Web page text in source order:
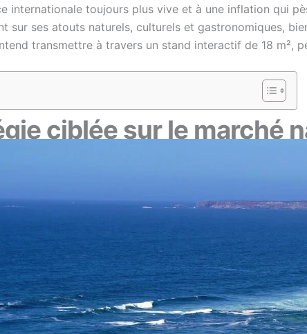
internationale toujours plus vive et à une inflation qui
sur ses atouts naturels, culturels et gastronomiques,
transmettre à travers un stand interactif de 18 m²,
ciblée sur le marché